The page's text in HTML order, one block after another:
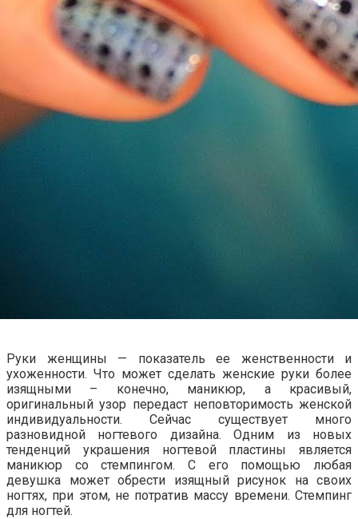
Руки женщины — показатель ее женственности и
ухоженности. Что может сделать женские руки более
изящными – конечно, маникюр, а красивый,
оригинальный узор передаст неповторимость женской
индивидуальности. Сейчас существует много
разновидной ногтевого дизайна. Одним из новых
тенденций украшения ногтевой пластины является
маникюр со стемпингом. С его помощью любая
девушка может обрести изящный рисунок на своих
ногтях, при этом, не потратив массу времени. Стемпинг
для ногтей.